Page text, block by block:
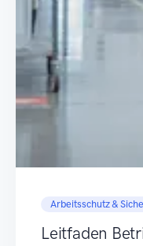
Arbeitsschutz &
Leitfaden